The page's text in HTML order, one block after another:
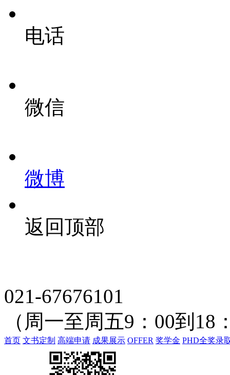
电话
微信
微博
返回顶部
021-67676101
（周一至周五9：00到18
首页 文书定制 高端申请 成果展示 OFFER 奖学金 PHD全奖录